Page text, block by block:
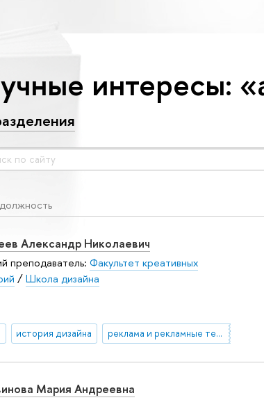
интересы:
Александр Николаевич
преподаватель: Факультет креативных
/Школа дизайна
история дизайна реклама и рекламные технологии
Мария Андреевна